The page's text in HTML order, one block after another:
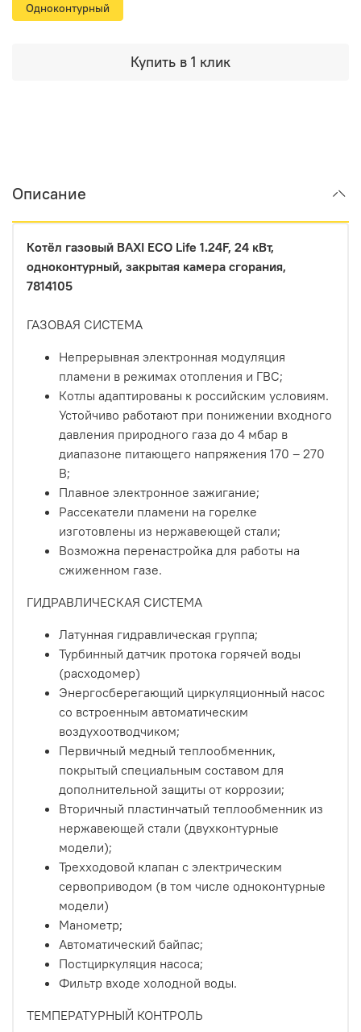
Купить в 1 клик
Одноконтурный
Описание
Котёл газовый BAXI ECO Life 1.24F, 24 кВт,
одноконтурный, закрытая камера сгорания,
7814105
ГАЗОВАЯ СИСТЕМА
Непрерывная электронная модуляция
пламени в режимах отопления и ГВС;
Котлы адаптированы к российским условиям.
Устойчиво работают при понижении входного
давления природного газа до 4 мбар в
диапазоне питающего напряжения 170 – 270
В;
Плавное электронное зажигание;
Рассекатели пламени на горелке
изготовлены из нержавеющей стали;
Возможна перенастройка для работы на
сжиженном газе.
ГИДРАВЛИЧЕСКАЯ СИСТЕМА
Латунная гидравлическая группа;
Турбинный датчик протока горячей воды
(расходомер)
Энергосберегающий циркуляционный насос
со встроенным автоматическим
воздухоотводчиком;
Первичный медный теплообменник,
покрытый специальным составом для
дополнительной защиты от коррозии;
Вторичный пластинчатый теплообменник из
нержавеющей стали (двухконтурные
модели);
Трехходовой клапан с электрическим
сервоприводом (в том числе одноконтурные
модели)
Манометр;
Автоматический байпас;
Постциркуляция насоса;
Фильтр входе холодной воды.
ТЕМПЕРАТУРНЫЙ КОНТРОЛЬ